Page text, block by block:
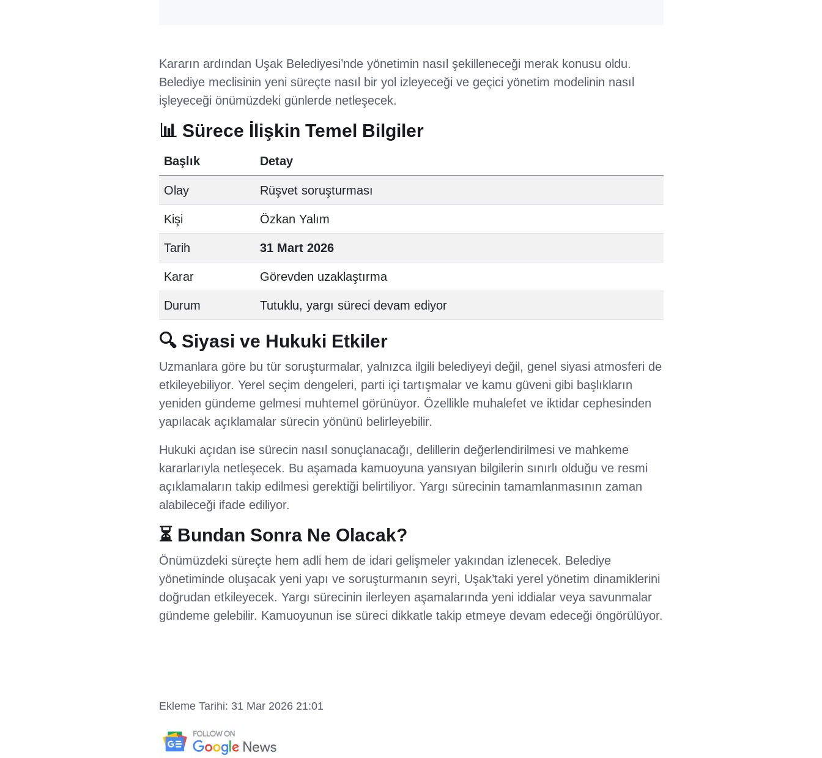
Kararın ardından Uşak Belediyesi’nde yönetimin nasıl şekilleneceği merak konusu oldu.
Belediye meclisinin yeni süreçte nasıl bir yol izleyeceği ve geçici yönetim modelinin nasıl
işleyeceği önümüzdeki günlerde netleşecek.
📊 Sürece İlişkin Temel Bilgiler
Başlık Detay
Olay Rüşvet soruşturması
Kişi Özkan Yalım
Tarih 31 Mart 2026
Karar Görevden uzaklaştırma
Durum Tutuklu, yargı süreci devam ediyor
🔍 Siyasi ve Hukuki Etkiler
Uzmanlara göre bu tür soruşturmalar, yalnızca ilgili belediyeyi değil, genel siyasi atmosferi de
etkileyebiliyor. Yerel seçim dengeleri, parti içi tartışmalar ve kamu güveni gibi başlıkların
yeniden gündeme gelmesi muhtemel görünüyor. Özellikle muhalefet ve iktidar cephesinden
yapılacak açıklamalar sürecin yönünü belirleyebilir.
Hukuki açıdan ise sürecin nasıl sonuçlanacağı, delillerin değerlendirilmesi ve mahkeme
kararlarıyla netleşecek. Bu aşamada kamuoyuna yansıyan bilgilerin sınırlı olduğu ve resmi
açıklamaların takip edilmesi gerektiği belirtiliyor. Yargı sürecinin tamamlanmasının zaman
alabileceği ifade ediliyor.
⏳ Bundan Sonra Ne Olacak?
Önümüzdeki süreçte hem adli hem de idari gelişmeler yakından izlenecek. Belediye
yönetiminde oluşacak yeni yapı ve soruşturmanın seyri, Uşak’taki yerel yönetim dinamiklerini
doğrudan etkileyecek. Yargı sürecinin ilerleyen aşamalarında yeni iddialar veya savunmalar
gündeme gelebilir. Kamuoyunun ise süreci dikkatle takip etmeye devam edeceği öngörülüyor.
Ekleme Tarihi: 31 Mar 2026 21:01